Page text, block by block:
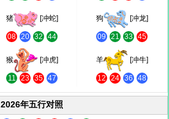
猪 [冲蛇]
08 20 32 44
狗 [冲龙]
09 21 33 45
猴 [冲虎]
11 23 35 47
羊 [冲牛]
12 24 36 48
2026年五行对照